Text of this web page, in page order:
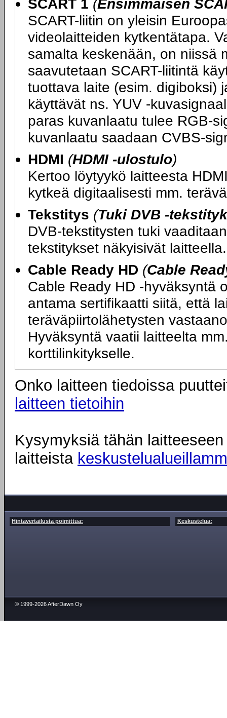
SCART 1 (Ensimmäisen
SCART-liitin on yleisin
videolaitteiden kytkentätapa.
samalta keskenään, on niissä
saavutetaan SCART-liitintä
tuottava laite (esim. digiboksi)
käyttävät ns. YUV -
paras kuvanlaatu tulee RGB-
kuvanlaatu saadaan CVBS-
HDMI (HDMI -ulostulo)
Kertoo löytyykö laitteesta
kytkeä digitaalisesti mm.
Tekstitys (Tuki DVB -
DVB-tekstitysten tuki
tekstitykset näkyisivät laitteella.
Cable Ready HD (Cable
Cable Ready HD -hyväksyntä
antama sertifikaatti siitä, että
teräväpiirtolähetysten
Hyväksyntä vaatii laitteelta
korttilinkitykselle.
Onko laitteen tiedoissa
laitteen tietoihin
Kysymyksiä tähän
laitteista
Hintavertailusta poimittua: Keskustelua:
© 1999-2026 AfterDawn Oy